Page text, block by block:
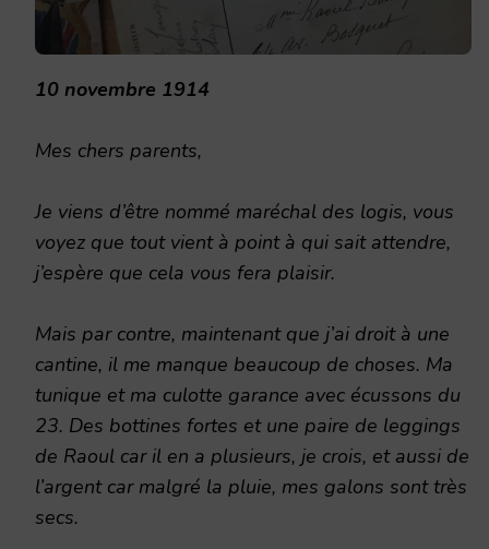
10 novembre 1914
Mes chers parents,
Je viens d’être nommé maréchal des logis, vous
voyez que tout vient à point à qui sait attendre,
j’espère que cela vous fera plaisir.
Mais par contre, maintenant que j’ai droit à une
cantine, il me manque beaucoup de choses. Ma
tunique et ma culotte garance avec écussons du
23. Des bottines fortes et une paire de leggings
de Raoul car il en a plusieurs, je crois, et aussi de
l’argent car malgré la pluie, mes galons sont très
secs.